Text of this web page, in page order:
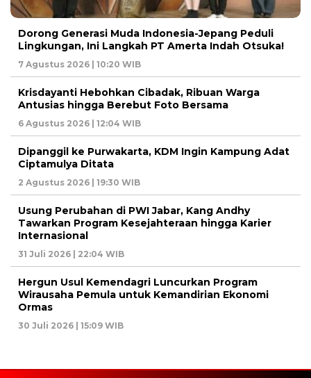
Dorong Generasi Muda Indonesia-Jepang Peduli
Lingkungan, Ini Langkah PT Amerta Indah Otsuka!
7 Agustus 2026 | 10:20 WIB
Krisdayanti Hebohkan Cibadak, Ribuan Warga
Antusias hingga Berebut Foto Bersama
6 Agustus 2026 | 12:04 WIB
Dipanggil ke Purwakarta, KDM Ingin Kampung Adat
Ciptamulya Ditata
2 Agustus 2026 | 19:30 WIB
Usung Perubahan di PWI Jabar, Kang Andhy
Tawarkan Program Kesejahteraan hingga Karier
Internasional
31 Juli 2026 | 22:04 WIB
Hergun Usul Kemendagri Luncurkan Program
Wirausaha Pemula untuk Kemandirian Ekonomi
Ormas
30 Juli 2026 | 15:09 WIB